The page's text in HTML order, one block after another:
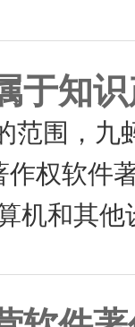
于知
范围，
权软件
机和其